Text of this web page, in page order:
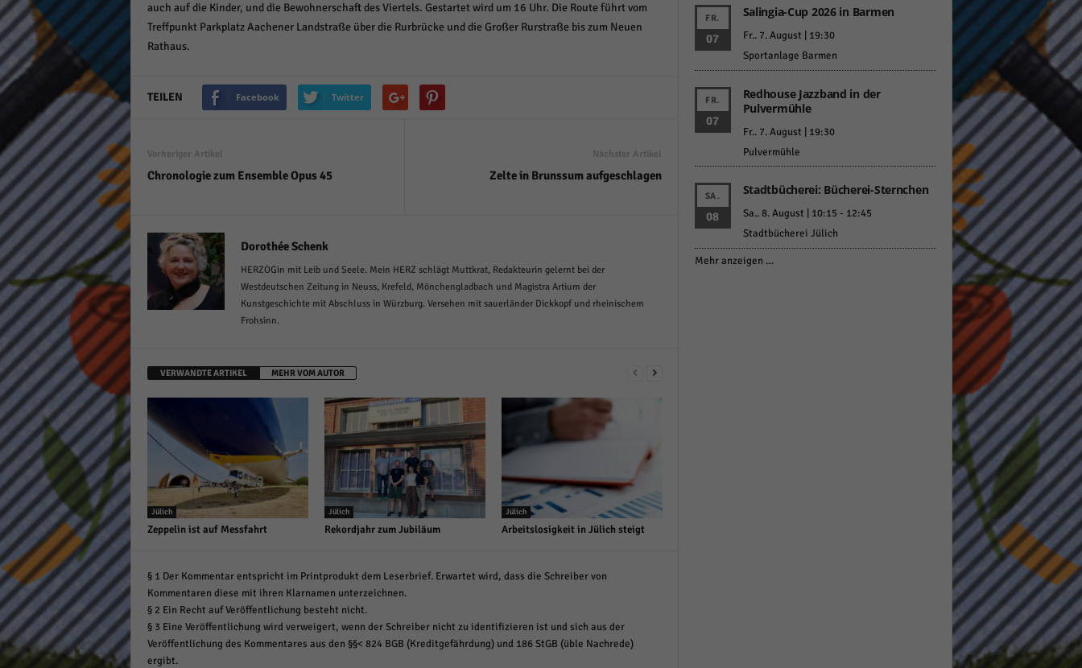
auch auf die Kinder, und die Bewohnerschaft des Viertels. Gestartet wird um 16 Uhr. Die Route führt vom
Treffpunkt Parkplatz Aachener Landstraße über die Rurbrücke und die Großer Rurstraße bis zum Neuen
Rathaus.
TEILEN Facebook Twitter
Vorheriger Artikel
Chronologie zum Ensemble Opus 45
Nächster Artikel
Zelte in Brunssum aufgeschlagen
Dorothée Schenk
HERZOGin mit Leib und Seele. Mein HERZ schlägt Muttkrat, Redakteurin gelernt bei der
Westdeutschen Zeitung in Neuss, Krefeld, Mönchengladbach und Magistra Artium der
Kunstgeschichte mit Abschluss in Würzburg. Versehen mit sauerländer Dickkopf und rheinischem
Frohsinn.
VERWANDTE ARTIKEL MEHR VOM AUTOR
Jülich
Zeppelin ist auf Messfahrt
Jülich
Rekordjahr zum Jubiläum
Jülich
Arbeitslosigkeit in Jülich steigt
§ 1 Der Kommentar entspricht im Printprodukt dem Leserbrief. Erwartet wird, dass die Schreiber von
Kommentaren diese mit ihren Klarnamen unterzeichnen.
§ 2 Ein Recht auf Veröffentlichung besteht nicht.
§ 3 Eine Veröffentlichung wird verweigert, wenn der Schreiber nicht zu identifizieren ist und sich aus der
Veröffentlichung des Kommentares aus den §§< 824 BGB (Kreditgefährdung) und 186 StGB (üble Nachrede)
ergibt.
FR.
07
Salingia-Cup 2026 in Barmen
Fr.. 7. August | 19:30
Sportanlage Barmen
FR.
07
Redhouse Jazzband in der
Pulvermühle
Fr.. 7. August | 19:30
Pulvermühle
SA.
08
Stadtbücherei: Bücherei-Sternchen
Sa.. 8. August | 10:15 - 12:45
Stadtbücherei Jülich
Mehr anzeigen …